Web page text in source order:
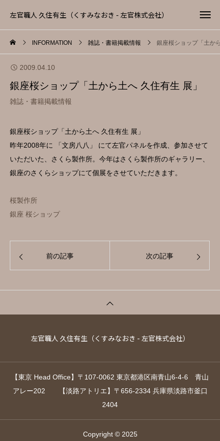
左官職人 久住有生（くすみなおき - 左官株式会社）
INFORMATION 雑誌・書籍掲載情報 銀座桜ショップ「土か
2009.04.10
銀座桜ショップ「土から土へ 久住有生 展」
雑誌・書籍掲載情報
銀座桜ショップ「土から土へ 久住有生 展」
昨年2008年に 「文房八八」 にて左官パネルを作成、参加させて
いただいた、さくら製作所。今年はさくら製作所のギャラリー、
銀座のさくらショップにて個展をさせていただきます。
桜製作所
銀座 桜ショップ
前の記事 次の記事
左官職人 久住有生（くすみなおき - 左官株式会社）
【東京 Head Office】〒107-0062 東京都港区南青山6-4-6 青山
アレー202 【淡路アトリエ】〒656-2334 兵庫県淡路市釜口
2404
Copyright © 2025